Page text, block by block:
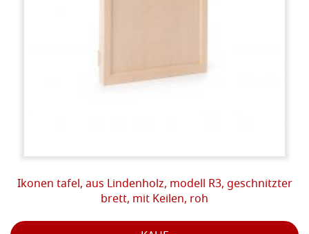
Ikonen tafel, aus Lindenholz, modell R3, geschnitzter
brett, mit Keilen, roh